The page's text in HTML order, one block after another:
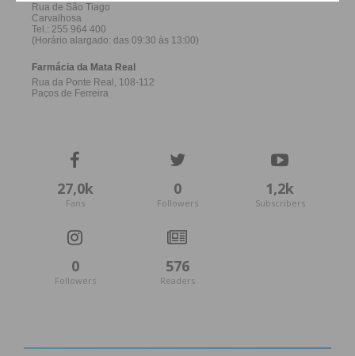
27,0k
Fans
0
Followers
1,2k
Subscribers
0
Followers
576
Readers